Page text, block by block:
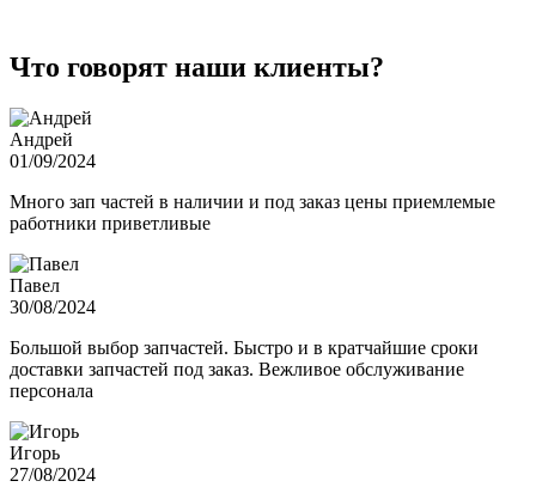
Что говорят наши клиенты?
Андрей
01/09/2024
Много зап частей в наличии и под заказ цены приемлемые
работники приветливые
Павел
30/08/2024
Большой выбор запчастей. Быстро и в кратчайшие сроки
доставки запчастей под заказ. Вежливое обслуживание
персонала
Игорь
27/08/2024